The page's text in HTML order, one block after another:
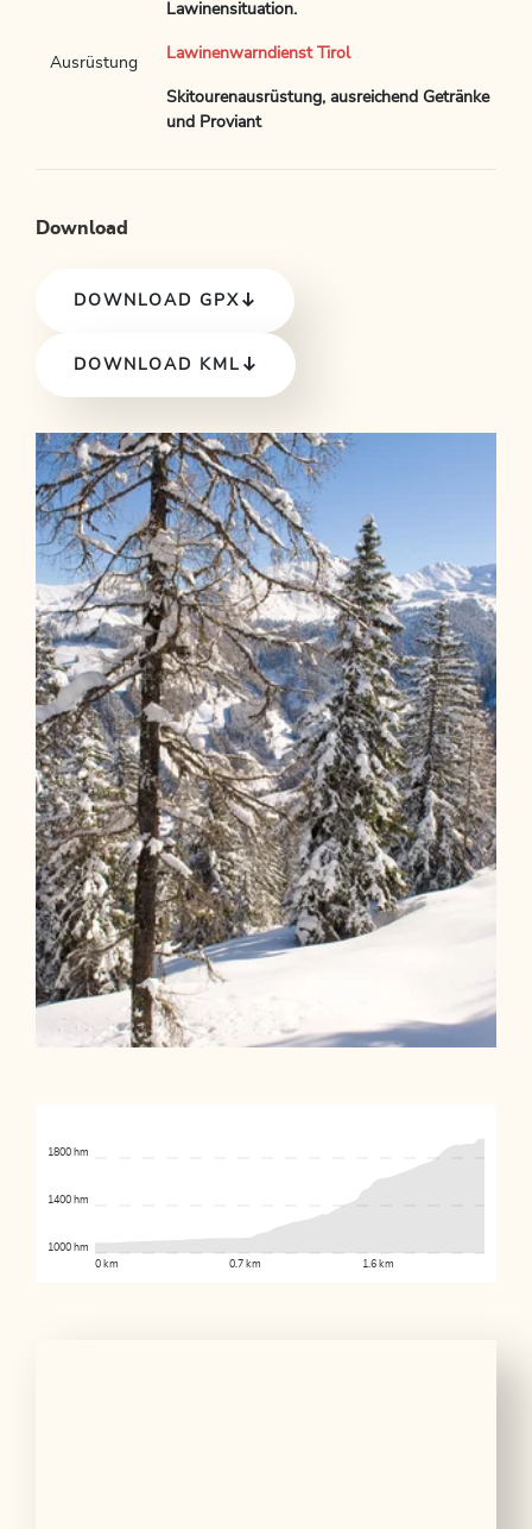
Ausrüstung
Lawinensituation.
Lawinenwarndienst Tirol
Skitourenausrüstung, ausreichend Getränke
und Proviant
Download
DOWNLOAD GPX
DOWNLOAD KML
0 km 0.7 km 1.6 km
1000 hm
1400 hm
1800 hm